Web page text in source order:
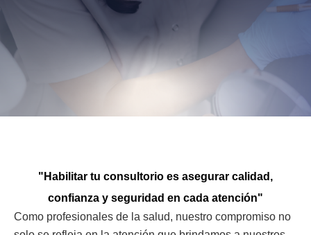
"Habilitar tu consultorio es asegurar calidad,
confianza y seguridad en cada atención"
Como profesionales de la salud, nuestro compromiso no